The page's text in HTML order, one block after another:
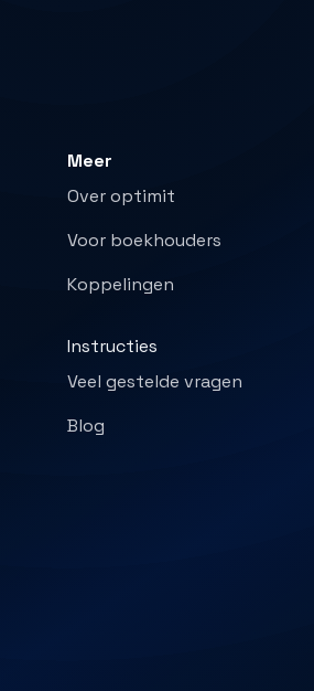
Meer
Over optimit
Voor boekhouders
Koppelingen
Instructies
Veel gestelde vragen
Blog